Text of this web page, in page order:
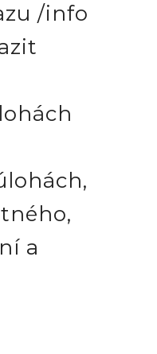
/info
a